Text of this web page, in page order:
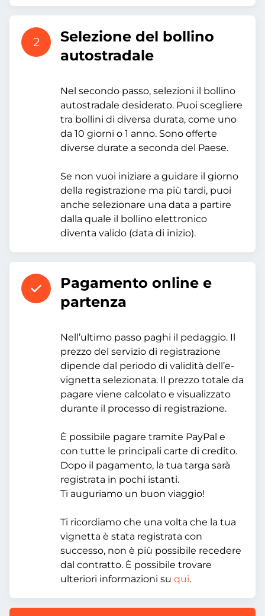
2
Selezione del bollino
autostradale
Nel secondo passo, selezioni il bollino
autostradale desiderato. Puoi scegliere
tra bollini di diversa durata, come uno
da 10 giorni o 1 anno. Sono offerte
diverse durate a seconda del Paese.
Se non vuoi iniziare a guidare il giorno
della registrazione ma più tardi, puoi
anche selezionare una data a partire
dalla quale il bollino elettronico
diventa valido (data di inizio).
Pagamento online e
partenza
Nell’ultimo passo paghi il pedaggio. Il
prezzo del servizio di registrazione
dipende dal periodo di validità dell’e-
vignetta selezionata. Il prezzo totale da
pagare viene calcolato e visualizzato
durante il processo di registrazione.
È possibile pagare tramite PayPal e
con tutte le principali carte di credito.
Dopo il pagamento, la tua targa sarà
registrata in pochi istanti.
Ti auguriamo un buon viaggio!
Ti ricordiamo che una volta che la tua
vignetta è stata registrata con
successo, non è più possibile recedere
dal contratto. È possibile trovare
ulteriori informazioni su qui.